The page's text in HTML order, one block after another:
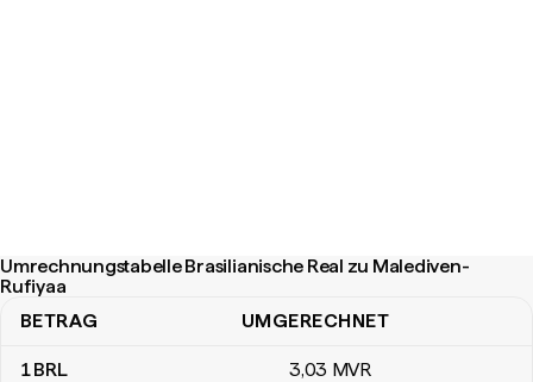
Umrechnungstabelle Brasilianische Real zu Malediven-
Rufiyaa
Umrechnungstabelle Brasilianische Real zu Malediven-Rufiyaa
BETRAG UMGERECHNET
1BRL 3,03 MVR